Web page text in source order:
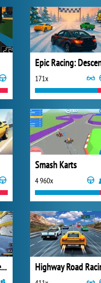
171x
Smash Karts
4 960x
Monster Truck Extreme Racing Highway Road